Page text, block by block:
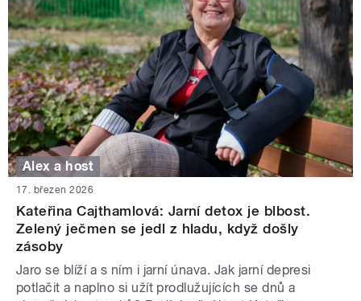
Alex a host
17. březen 2026
Kateřina Cajthamlová: Jarní detox je blbost.
Zelený ječmen se jedl z hladu, když došly
zásoby
Jaro se blíží a s ním i jarní únava. Jak jarní depresi
potlačit a naplno si užít prodlužujících se dnů a